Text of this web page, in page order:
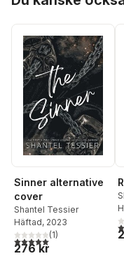
Sinner alternative
cover
Shantel Tessier
Häftad, 2023
5,0utav 5 stjärnor. Totalt
(1)
276 kr